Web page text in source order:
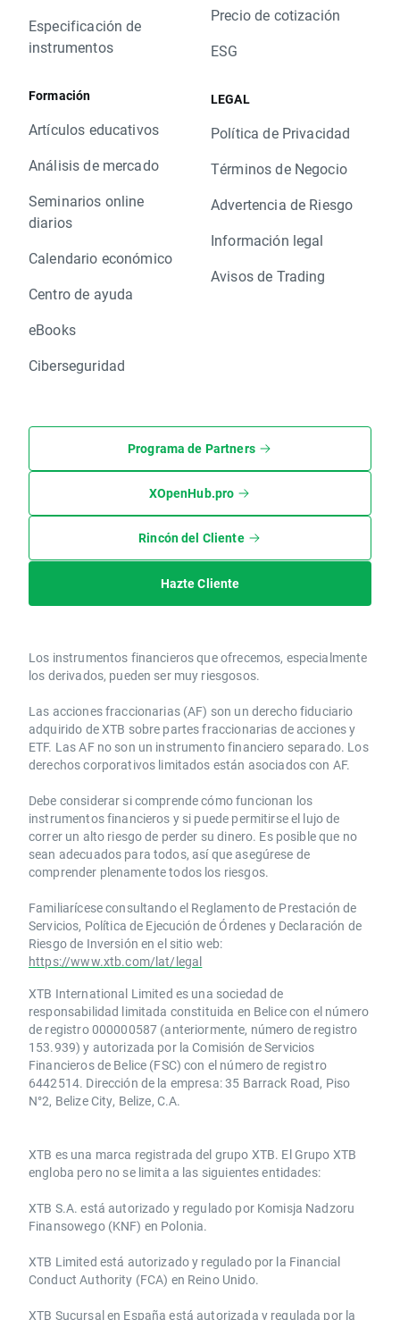
Especificación de
instrumentos
Formación
Artículos educativos
Análisis de mercado
Seminarios online
diarios
Calendario económico
Centro de ayuda
eBooks
Ciberseguridad
Precio de cotización
ESG
LEGAL
Política de Privacidad
Términos de Negocio
Advertencia de Riesgo
Información legal
Avisos de Trading
Programa de Partners
XOpenHub.pro
Rincón del Cliente
Hazte Cliente
Los instrumentos financieros que ofrecemos, especialmente
los derivados, pueden ser muy riesgosos.
Las acciones fraccionarias (AF) son un derecho fiduciario
adquirido de XTB sobre partes fraccionarias de acciones y
ETF. Las AF no son un instrumento financiero separado. Los
derechos corporativos limitados están asociados con AF.
Debe considerar si comprende cómo funcionan los
instrumentos financieros y si puede permitirse el lujo de
correr un alto riesgo de perder su dinero. Es posible que no
sean adecuados para todos, así que asegúrese de
comprender plenamente todos los riesgos.
Familiarícese consultando el Reglamento de Prestación de
Servicios, Política de Ejecución de Órdenes y Declaración de
Riesgo de Inversión en el sitio web:
https://www.xtb.com/lat/legal
XTB International Limited es una sociedad de
responsabilidad limitada constituida en Belice con el número
de registro 000000587 (anteriormente, número de registro
153.939) y autorizada por la Comisión de Servicios
Financieros de Belice (FSC) con el número de registro
6442514. Dirección de la empresa: 35 Barrack Road, Piso
N°2, Belize City, Belize, C.A.
​​XTB es una marca registrada del grupo XTB. El Grupo XTB
engloba pero no se limita a las siguientes entidades:
XTB S.A.​ está autorizado y regulado por Komisja Nadzoru
Finansowego (KNF) ​en Polonia.
XTB Limited ​está autorizado y regulado por la ​Financial
Conduct Authority ​(FCA) en ​​Reino Unido.
XTB Sucursal en España está autorizada y regulada por la